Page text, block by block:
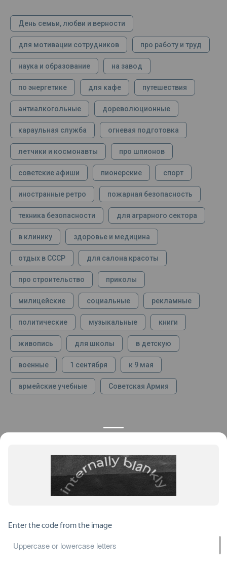
День семьи, любви и верности
для мотивации сотрудников про работу и труд
наука и образование на завод
по энергетике для кафе путешествия
антиалкогольные дореволюционные
караульная служба огневая подготовка
летчики и космонавты про шпионов
советские афиши пионерские спорт
иностранные ретро пожарная безопасность
техника безопасности для аграрного сектора
в клинику здоровье и медицина
отдых в СССР для салона красоты
про строительство приколы
милицейские социальные рекламные
политические музыкальные книги
живопись для школы в детскую
военные 1 сентября к 9 мая
армейские учебные Советская Армия
ПРОДУКЦИЯ